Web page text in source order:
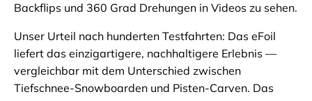
Backflips und 360 Grad Drehungen in Videos zu sehen.
Unser Urteil nach hunderten Testfahrten: Das eFoil
liefert das einzigartigere, nachhaltigere Erlebnis —
vergleichbar mit dem Unterschied zwischen
Tiefschnee-Snowboarden und Pisten-Carven. Das